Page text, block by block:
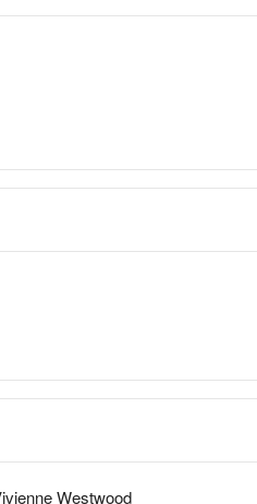
てはお返事ができませんのであらか
絡いたします。
るメールアドレス
#return_policy
Westwood